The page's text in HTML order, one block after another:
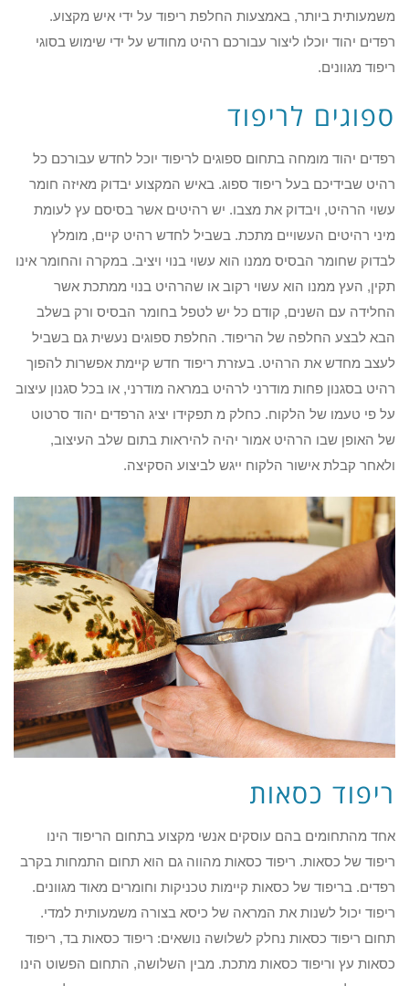
משמעותית ביותר, באמצעות החלפת ריפוד על ידי איש מקצוע.
רפדים יהוד יוכלו ליצור עבורכם רהיט מחודש על ידי שימוש בסוגי
ריפוד מגוונים.
ספוגים לריפוד
רפדים יהוד מומחה בתחום ספוגים לריפוד יוכל לחדש עבורכם כל
רהיט שבידיכם בעל ריפוד ספוג. באיש המקצוע יבדוק מאיזה חומר
עשוי הרהיט, ויבדוק את מצבו. יש רהיטים אשר בסיסם עץ לעומת
מיני רהיטים העשויים מתכת. בשביל לחדש רהיט קיים, מומלץ
לבדוק שחומר הבסיס ממנו הוא עשוי בנוי ויציב. במקרה והחומר אינו
תקין, העץ ממנו הוא עשוי רקוב או שהרהיט בנוי ממתכת אשר
החלידה עם השנים, קודם כל יש לטפל בחומר הבסיס ורק בשלב
הבא לבצע החלפה של הריפוד. החלפת ספוגים נעשית גם בשביל
לעצב מחדש את הרהיט. בעזרת ריפוד חדש קיימת אפשרות להפוך
רהיט בסגנון פחות מודרני לרהיט במראה מודרני, או בכל סגנון עיצוב
על פי טעמו של הלקוח. כחלק מ תפקידו יציג הרפדים יהוד סרטוט
של האופן שבו הרהיט אמור יהיה להיראות בתום שלב העיצוב,
ולאחר קבלת אישור הלקוח ייגש לביצוע הסקיצה.
ריפוד כסאות
אחד מהתחומים בהם עוסקים אנשי מקצוע בתחום הריפוד הינו
ריפוד של כסאות. ריפוד כסאות מהווה גם הוא תחום התמחות בקרב
רפדים. בריפוד של כסאות קיימות טכניקות וחומרים מאוד מגוונים.
ריפוד יכול לשנות את המראה של כיסא בצורה משמעותית למדי.
תחום ריפוד כסאות נחלק לשלושה נושאים: ריפוד כסאות בד, ריפוד
כסאות עץ וריפוד כסאות מתכת. מבין השלושה, התחום הפשוט הינו